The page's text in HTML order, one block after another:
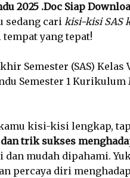
2025 .Doc Siap
sedang cari kisi-kisi SAS
yang tepat!
Semester (SAS) Kelas
Semester 1
kisi-kisi lengkap,
trik sukses
dan mudah dipahami.
percaya diri